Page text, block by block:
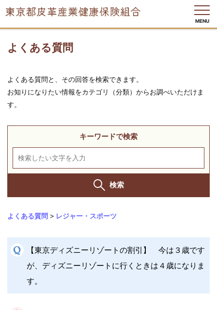
MENU
健
保
の
く
の
給
付
健
事
各
よくある質問
よくある質問と、その回答を検索できます。
お知りになりたい情報をカテゴリ（分類）からお調べいただけま
す。
キーワードで検索
検索
よくある質問 > レジャー・スポーツ
【東京ディズニーリゾートの割引】 今は３歳です
が、ディズニーリゾートに行くときは４歳になりま
す。